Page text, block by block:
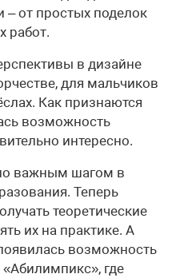
– от простых поделок
работ.
в дизайне
для мальчиков
Как признаются
возможность
интересно.
важным шагом в
Теперь
теоретические
их на практике. А
возможность
где